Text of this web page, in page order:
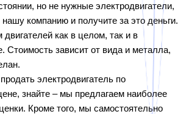
но не нужные электродвигатели,
компанию и получите за это деньги.
как в целом, так и в
Стоимость зависит от вида и металла,
электродвигатель по
знайте – мы предлагаем наиболее
Кроме того, мы самостоятельно